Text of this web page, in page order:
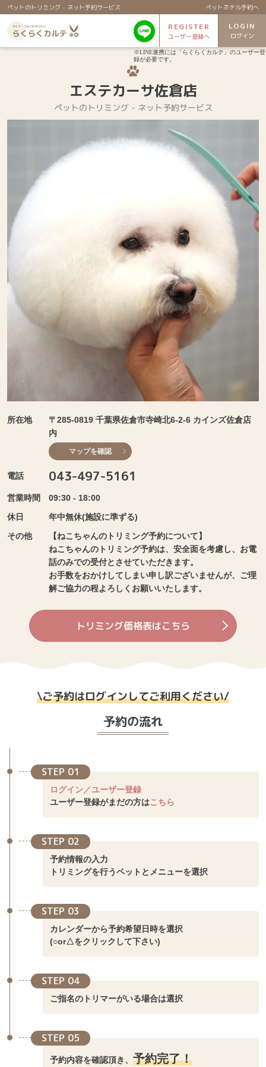
ペットのトリミング - ネット予約サービス ペットホテル予約へ
※LINE連携には「らくらくカルテ」のユーザー登
録が必要です。
REGISTER
ユーザー登録へ
LOGIN
ログイン
エステカーサ佐倉店
ペットのトリミング - ネット予約サービス
所在地
〒285-0819 千葉県佐倉市寺崎北6-2-6 カインズ佐倉店
内
マップを確認
電話 043-497-5161
営業時間
09:30 - 18:00
休日
年中無休(施設に準ずる)
その他
【ねこちゃんのトリミング予約について】
ねこちゃんのトリミング予約は、安全面を考慮し、お電
話のみでの受付とさせていただきます。
お手数をおかけしてしまい申し訳ございませんが、ご理
解ご協力の程よろしくお願いいたします。
トリミング価格表はこちら
\ご予約はログインしてご利用ください/
予約の流れ
STEP 01
ログイン／ユーザー登録
ユーザー登録がまだの方はこちら
STEP 02
予約情報の入力
トリミングを行うペットとメニューを選択
STEP 03
カレンダーから予約希望日時を選択
(○or△をクリックして下さい)
STEP 04
ご指名のトリマーがいる場合は選択
STEP 05
予約内容を確認頂き、 予約完了！